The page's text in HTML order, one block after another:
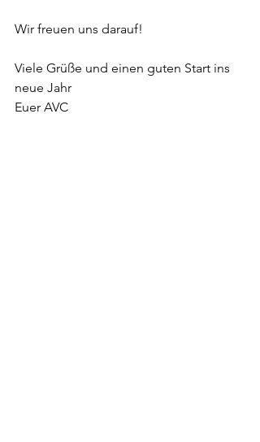
Wir freuen uns darauf!
Viele Grüße und einen guten Start ins
neue Jahr
Euer AVC